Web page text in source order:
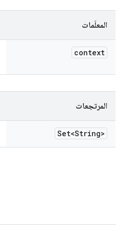
المعلَمات
context
المرتجعات
Set<String>